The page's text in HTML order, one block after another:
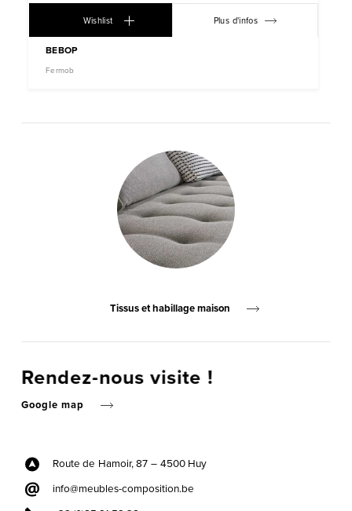
Wishlist Plus d'infos
BEBOP
Fermob
Tissus et habillage maison
Rendez-nous visite !
Google map
Route de Hamoir, 87 – 4500 Huy
info@meubles-composition.be